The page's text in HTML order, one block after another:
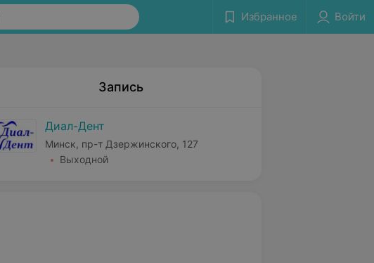
Избранное Войти
Запись
Диал-Дент
Минск, пр-т Дзержинского, 127
Выходной